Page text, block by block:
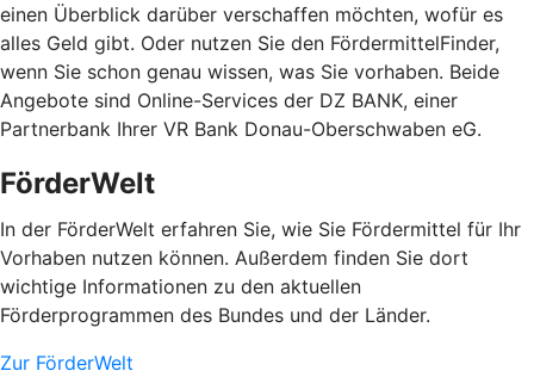
einen Überblick darüber verschaffen möchten, wofür es
alles Geld gibt. Oder nutzen Sie den FördermittelFinder,
wenn Sie schon genau wissen, was Sie vorhaben. Beide
Angebote sind Online-Services der DZ BANK, einer
Partnerbank Ihrer VR Bank Donau-Oberschwaben eG.
FörderWelt
In der FörderWelt erfahren Sie, wie Sie Fördermittel für Ihr
Vorhaben nutzen können. Außerdem finden Sie dort
wichtige Informationen zu den aktuellen
Förderprogrammen des Bundes und der Länder.
Zur FörderWelt